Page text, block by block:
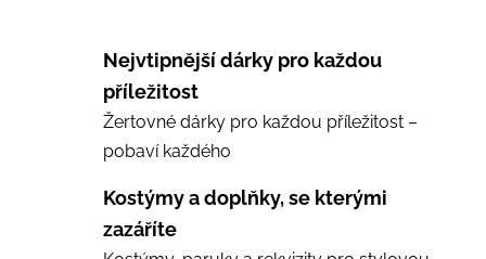
Nejvtipnější dárky pro každou
příležitost
Žertovné dárky pro každou příležitost –
pobaví každého
Kostýmy a doplňky, se kterými
zazáříte